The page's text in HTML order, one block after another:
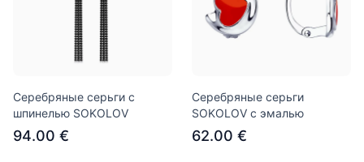
Серебряные серьги с
шпинелью SOKOLOV
94.00 €
Серебряные серьги
SOKOLOV с эмалью
62.00 €